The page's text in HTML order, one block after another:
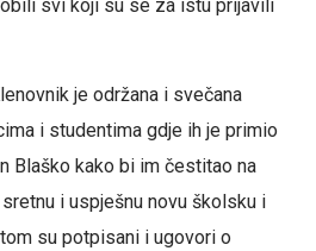
svi koji su se za istu prijavili
je održana i svečana
i studentima gdje ih je primio
Blaško kako bi im čestitao na
i uspješnu novu školsku i
su potpisani i ugovori o